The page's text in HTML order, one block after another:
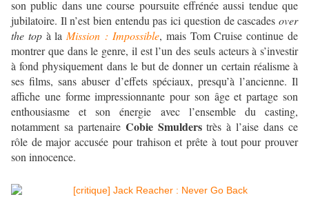
son public dans une course poursuite effrénée aussi tendue que
jubilatoire. Il n’est bien entendu pas ici question de cascades over
the topà la Mission : Impossible, mais Tom Cruise continue de
montrer que dans le genre, il est l’un des seuls acteurs à s’investir
à fond physiquement dans le but de donner un certain réalisme à
ses films, sans abuser d’effets spéciaux, presqu’à l’ancienne. Il
affiche une forme impressionnante pour son âge et partage son
enthousiasme et son énergie avec l’ensemble du casting,
notamment sa partenaire Cobie Smulderstrès à l’aise dans ce
rôle de major accusée pour trahison et prête à tout pour prouver
son innocence.